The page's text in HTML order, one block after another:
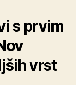
s prvim
vrst